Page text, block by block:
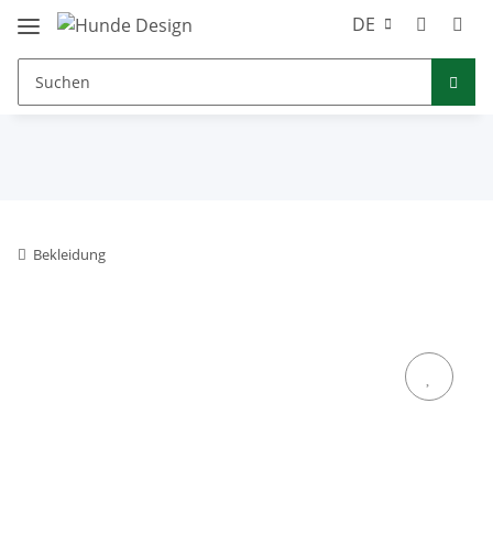
DE
Bekleidung